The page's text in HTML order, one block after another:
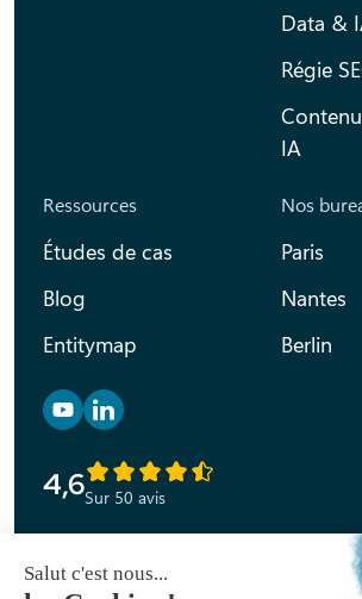
Data &
Régie
IA
Ressources
Études de cas
Blog
Entitymap
Nos
Paris
Nantes
Berlin
Retrouvez nous sur YouTube
Retrouvez nous sur Linkedin
4,6Sur 50 avis